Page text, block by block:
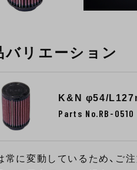
バリエーション
K&N φ54/
Parts No.RB-0510
常に変動しているため、ご